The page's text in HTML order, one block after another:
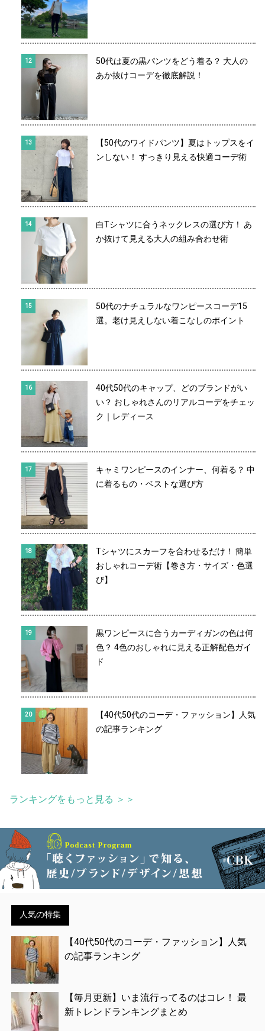
50代は夏の黒パンツをどう着る？ 大人の
あか抜けコーデを徹底解説！
【50代のワイドパンツ】夏はトップスをイ
ンしない！ すっきり見える快適コーデ術
白Tシャツに合うネックレスの選び方！ あ
か抜けて見える大人の組み合わせ術
50代のナチュラルなワンピースコーデ15
選。老け見えしない着こなしのポイント
40代50代のキャップ、どのブランドがい
い？ おしゃれさんのリアルコーデをチェッ
ク｜レディース
キャミワンピースのインナー、何着る？ 中
に着るもの・ベストな選び方
Tシャツにスカーフを合わせるだけ！ 簡単
おしゃれコーデ術【巻き方・サイズ・色選
び】
黒ワンピースに合うカーディガンの色は何
色？ 4色のおしゃれに見える正解配色ガイ
ド
【40代50代のコーデ・ファッション】人気
の記事ランキング
ランキングをもっと見る ＞＞
人気の特集
【40代50代のコーデ・ファッション】人気
の記事ランキング
【毎月更新】いま流行ってるのはコレ！ 最
新トレンドランキングまとめ